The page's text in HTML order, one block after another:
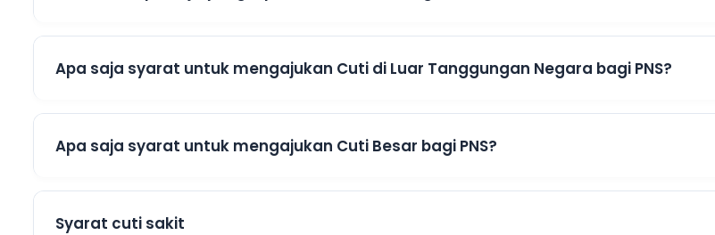
Apa saja syarat untuk mengajukan Cuti di Luar Tanggungan Negara bagi PNS?
Apa saja syarat untuk mengajukan Cuti Besar bagi PNS?
Syarat cuti sakit